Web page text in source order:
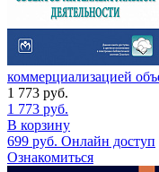
коммерциализацией
1 773 руб.
1 773 руб.
В корзину
699 руб. Онлайн доступ
Ознакомиться